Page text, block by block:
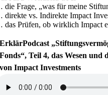
Frage, „was für meine
vs. Indirekte Impact
das Prüfen, ob wirklich Impact
ErklärPodcast
Fonds“, Teil 4, das Wesen
von Impact Investments